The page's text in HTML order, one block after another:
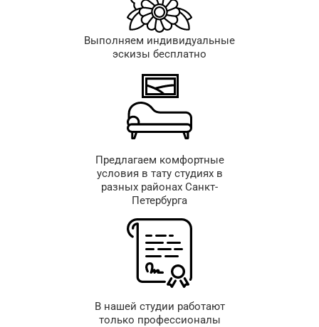
Выполняем индивидуальные
эскизы бесплатно
Предлагаем комфортные
условия в тату студиях в
разных районах Санкт-
Петербурга
В нашей студии работают
только профессионалы